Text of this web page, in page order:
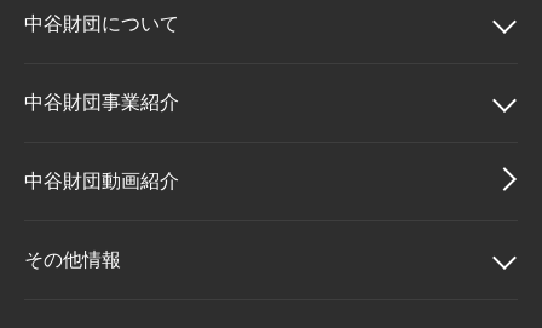
中谷財団について
中谷財団について
理事長挨拶
設立趣意書
中谷財団事業紹介
中谷財団事業紹介
中谷賞
中谷財団動画紹介
その他情報